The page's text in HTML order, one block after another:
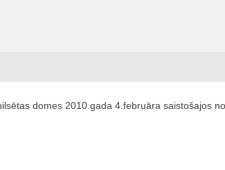
domes 2010.gada 4.februāra saistošajos